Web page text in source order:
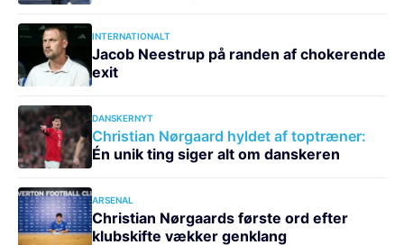
INTERNATIONALT
Jacob Neestrup på randen af chokerende
exit
DANSKERNYT
Christian Nørgaard hyldet af toptræner:
Én unik ting siger alt om danskeren
ARSENAL
Christian Nørgaards første ord efter
klubskifte vækker genklang